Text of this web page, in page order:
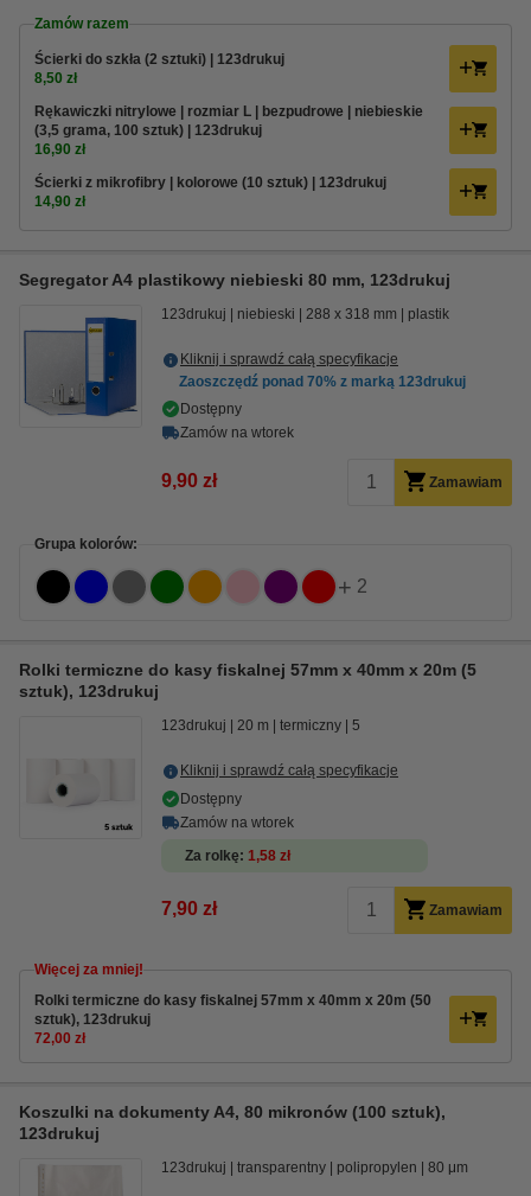
Zamów razem
Ścierki do szkła (2 sztuki) | 123drukuj
8,50 zł
Rękawiczki nitrylowe | rozmiar L | bezpudrowe | niebieskie
(3,5 grama, 100 sztuk) | 123drukuj
16,90 zł
Ścierki z mikrofibry | kolorowe (10 sztuk) | 123drukuj
14,90 zł
Segregator A4 plastikowy niebieski 80 mm, 123drukuj
123drukuj niebieski 288 x 318 mm plastik
Kliknij i sprawdź całą specyfikacje
Zaoszczędź ponad 70% z marką 123drukuj
Dostępny
Zamów na wtorek
9,90 zł Zamawiam
Grupa kolorów:
+ 2
Rolki termiczne do kasy fiskalnej 57mm x 40mm x 20m (5
sztuk), 123drukuj
123drukuj 20 m termiczny 5
Kliknij i sprawdź całą specyfikacje
Dostępny
Zamów na wtorek
Za rolkę 1,58 zł
7,90 zł Zamawiam
Więcej za mniej!
Rolki termiczne do kasy fiskalnej 57mm x 40mm x 20m (50
sztuk), 123drukuj
72,00 zł
Koszulki na dokumenty A4, 80 mikronów (100 sztuk),
123drukuj
123drukuj transparentny polipropylen 80 μm